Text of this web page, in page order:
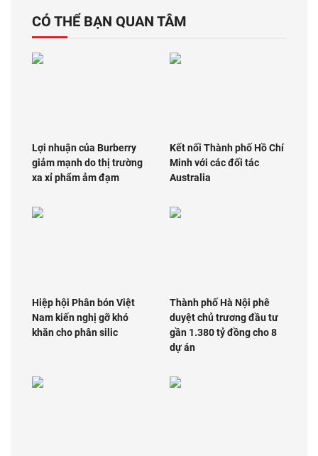
CÓ THỂ BẠN QUAN TÂM
Lợi nhuận của Burberry
giảm mạnh do thị trường
xa xỉ phẩm ảm đạm
Kết nối Thành phố Hồ Chí
Minh với các đối tác
Australia
Hiệp hội Phân bón Việt
Nam kiến nghị gỡ khó
khăn cho phân silic
Thành phố Hà Nội phê
duyệt chủ trương đầu tư
gần 1.380 tỷ đồng cho 8
dự án